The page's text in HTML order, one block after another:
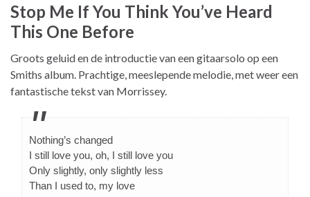
Stop Me If You Think You’ve Heard
This One Before
Groots geluid en de introductie van een gitaarsolo op een
Smiths album. Prachtige, meeslepende melodie, met weer een
fantastische tekst van Morrissey.
Nothing’s changed
I still love you, oh, I still love you
Only slightly, only slightly less
Than I used to, my love